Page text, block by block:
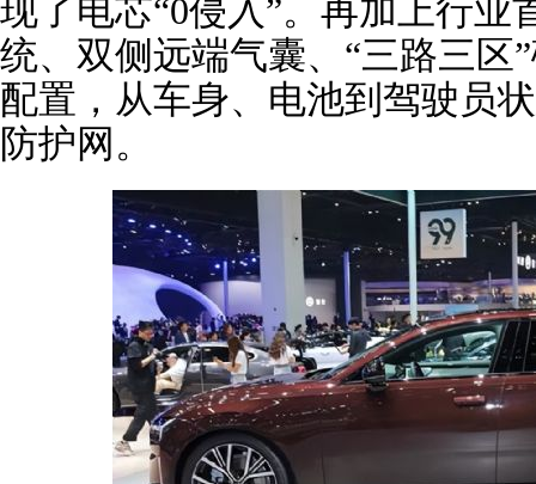
现了电芯“0侵入”。再加上行业
统、双侧远端气囊、“三路三区
配置，从车身、电池到驾驶员
防护网。